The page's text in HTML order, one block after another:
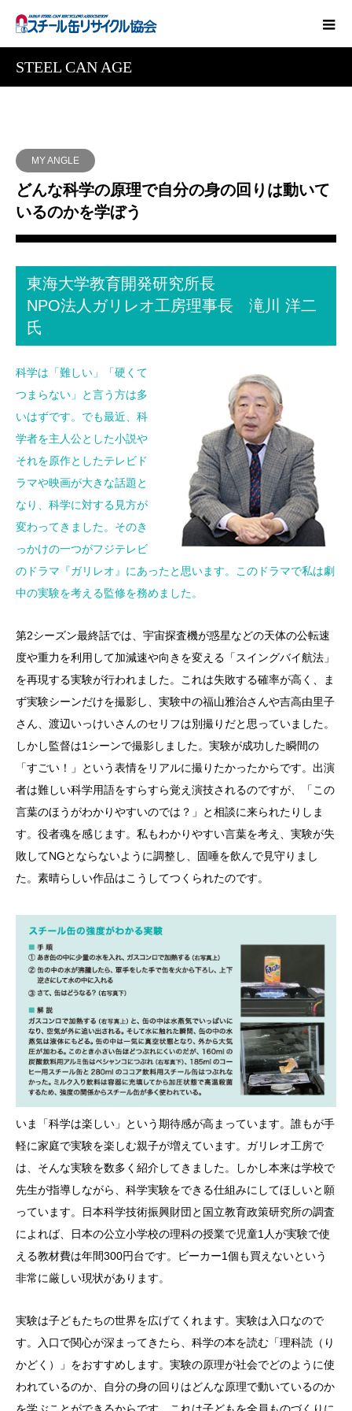
STEEL CAN AGE
MY ANGLE
どんな科学の原理で自分の身の回りは動いて
いるのかを学ぼう
東海大学教育開発研究所長
NPO法人ガリレオ工房理事長 滝川 洋二
氏
科学は「難しい」「硬くて
つまらない」と言う方は多
いはずです。でも最近、科
学者を主人公とした小説や
それを原作としたテレビド
ラマや映画が大きな話題と
なり、科学に対する見方が
変わってきました。そのき
っかけの一つがフジテレビ
のドラマ『ガリレオ』にあったと思います。このドラマで私は劇
中の実験を考える監修を務めました。
第2シーズン最終話では、宇宙探査機が惑星などの天体の公転速
度や重力を利用して加減速や向きを変える「スイングバイ航法」
を再現する実験が行われました。これは失敗する確率が高く、ま
ず実験シーンだけを撮影し、実験中の福山雅治さんや吉高由里子
さん、渡辺いっけいさんのセリフは別撮りだと思っていました。
しかし監督は1シーンで撮影しました。実験が成功した瞬間の
「すごい！」という表情をリアルに撮りたかったからです。出演
者は難しい科学用語をすらすら覚え演技されるのですが、「この
言葉のほうがわかりやすいのでは？」と相談に来られたりしま
す。役者魂を感じます。私もわかりやすい言葉を考え、実験が失
敗してNGとならないように調整し、固唾を飲んで見守りまし
た。素晴らしい作品はこうしてつくられたのです。
いま「科学は楽しい」という期待感が高まっています。誰もが手
軽に家庭で実験を楽しむ親子が増えています。ガリレオ工房で
は、そんな実験を数多く紹介してきました。しかし本来は学校で
先生が指導しながら、科学実験をできる仕組みにしてほしいと願
っています。日本科学技術振興財団と国立教育政策研究所の調査
によれば、日本の公立小学校の理科の授業で児童1人が実験で使
える教材費は年間300円台です。ビーカー1個も買えないという
非常に厳しい現状があります。
実験は子どもたちの世界を広げてくれます。実験は入口なので
す。入口で関心が深まってきたら、科学の本を読む「理科読（り
かどく）」をおすすめします。実験の原理が社会でどのように使
われているのか、自分の身の回りはどんな原理で動いているのか
を学ぶことができるからです。これは子どもを全員ものづくりに